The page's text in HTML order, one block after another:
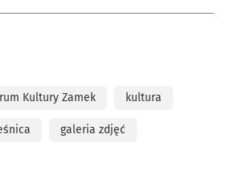
Kultury Zamek kultura
galeria zdjęć